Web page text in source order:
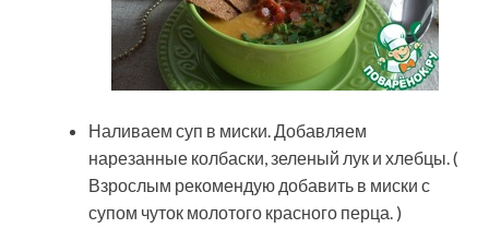
Наливаем суп в миски. Добавляем
нарезанные колбаски, зеленый лук и хлебцы. (
Взрослым рекомендую добавить в миски с
супом чуток молотого красного перца. )